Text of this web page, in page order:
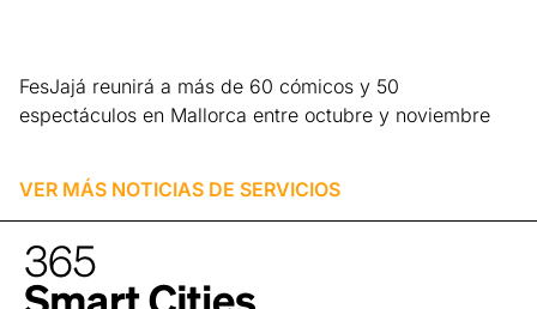
FesJajá reunirá a más de 60 cómicos y 50
espectáculos en Mallorca entre octubre y noviembre
VER MÁS NOTICIAS DE SERVICIOS